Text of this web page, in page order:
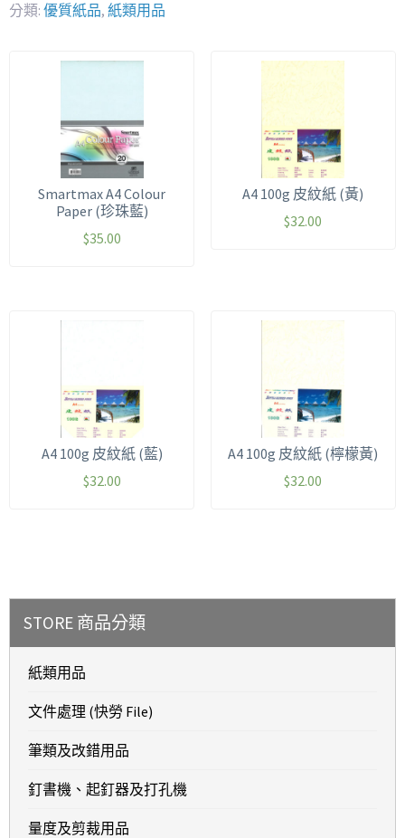
分類: 優質紙品, 紙類用品
Smartmax A4 Colour
Paper (珍珠藍)
$35.00
A4 100g 皮紋紙 (黃)
$32.00
A4 100g 皮紋紙 (藍)
$32.00
A4 100g 皮紋紙 (檸檬黃)
$32.00
STORE 商品分類
紙類用品
文件處理 (快勞 File)
筆類及改錯用品
釘書機、起釘器及打孔機
量度及剪裁用品